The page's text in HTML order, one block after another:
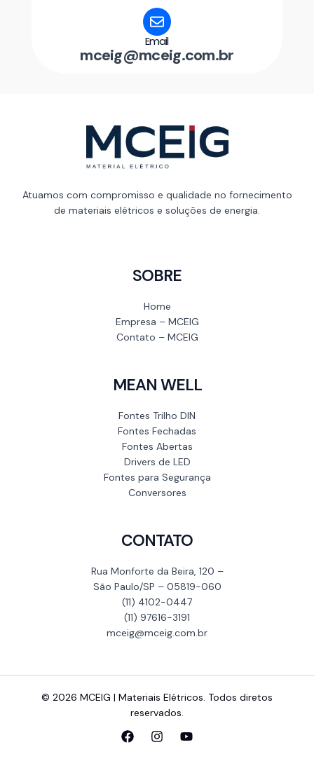
Email
mceig@mceig.com.br
Atuamos com compromisso e qualidade no fornecimento
de materiais elétricos e soluções de energia.
SOBRE
Home
Empresa – MCEIG
Contato – MCEIG
MEAN WELL
Fontes Trilho DIN
Fontes Fechadas
Fontes Abertas
Drivers de LED
Fontes para Segurança
Conversores
CONTATO
Rua Monforte da Beira, 120 –
São Paulo/SP – 05819-060
(11) 4102-0447
(11) 97616-3191
mceig@mceig.com.br
© 2026 MCEIG | Materiais Elétricos. Todos diretos
reservados.